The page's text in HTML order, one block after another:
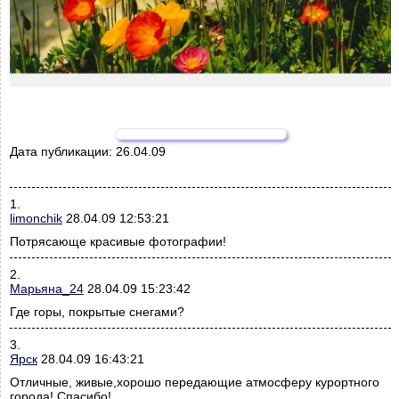
Дата публикации: 26.04.09
1.
limonchik 28.04.09 12:53:21
Потрясающе красивые фотографии!
2.
Марьяна_24 28.04.09 15:23:42
Где горы, покрытые снегами?
3.
Ярск 28.04.09 16:43:21
Отличные, живые,хорошо передающие атмосферу курортного